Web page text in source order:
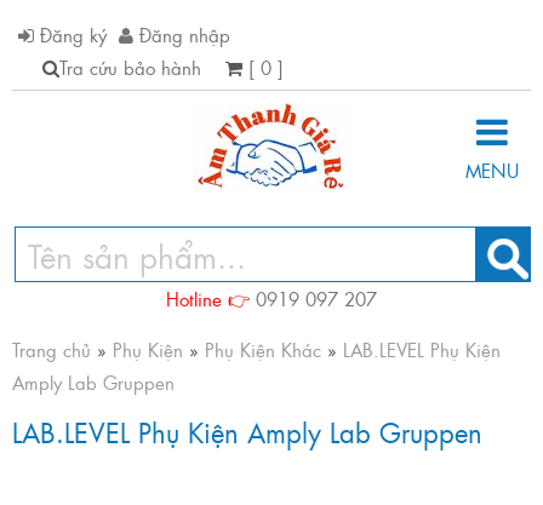
Đăng ký
Đăng nhập
Tra cứu bảo hành
[ 0 ]
MENU
Hotline 👉 0919 097 207
Trang chủ » Phụ Kiện » Phụ Kiện Khác » LAB.LEVEL Phụ Kiện
Amply Lab Gruppen
LAB.LEVEL Phụ Kiện Amply Lab Gruppen